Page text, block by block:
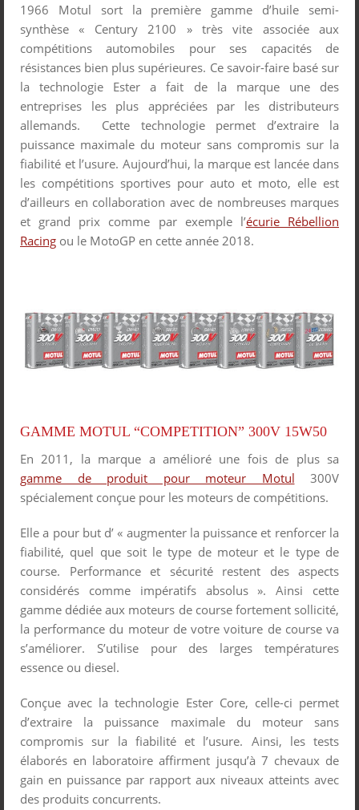
1966 Motul sort la première gamme d’huile semi-
synthèse « Century 2100 » très vite associée aux
compétitions automobiles pour ses capacités de
résistances bien plus supérieures. Ce savoir-faire basé sur
la technologie Ester a fait de la marque une des
entreprises les plus appréciées par les distributeurs
allemands. Cette technologie permet d’extraire la
puissance maximale du moteur sans compromis sur la
fiabilité et l’usure. Aujourd’hui, la marque est lancée dans
les compétitions sportives pour auto et moto, elle est
d’ailleurs en collaboration avec de nombreuses marques
et grand prix comme par exemple l’écurie Rébellion
Racing ou le MotoGP en cette année 2018.
GAMME MOTUL “COMPETITION” 300V 15W50
En 2011, la marque a amélioré une fois de plus sa
gamme de produit pour moteur Motul 300V
spécialement conçue pour les moteurs de compétitions.
Elle a pour but d’ « augmenter la puissance et renforcer la
fiabilité, quel que soit le type de moteur et le type de
course. Performance et sécurité restent des aspects
considérés comme impératifs absolus ». Ainsi cette
gamme dédiée aux moteurs de course fortement sollicité,
la performance du moteur de votre voiture de course va
s’améliorer. S’utilise pour des larges températures
essence ou diesel.
Conçue avec la technologie Ester Core, celle-ci permet
d’extraire la puissance maximale du moteur sans
compromis sur la fiabilité et l’usure. Ainsi, les tests
élaborés en laboratoire affirment jusqu’à 7 chevaux de
gain en puissance par rapport aux niveaux atteints avec
des produits concurrents.